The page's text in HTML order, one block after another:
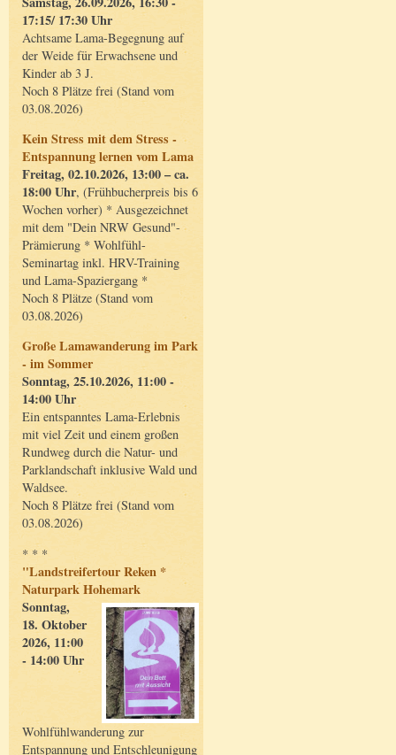
17:15/ 17:30 Uhr
Achtsame Lama-Begegnung auf
der Weide für Erwachsene und
Kinder ab 3 J.
Noch 8 Plätze frei (Stand vom
03.08.2026)
Kein Stress mit dem Stress -
Entspannung lernen vom Lama
Freitag, 02.10.2026, 13:00 – ca.
18:00 Uhr, (Frühbucherpreis bis 6
Wochen vorher) * Ausgezeichnet
mit dem "Dein NRW Gesund"-
Prämierung * Wohlfühl-
Seminartag inkl. HRV-Training
und Lama-Spaziergang *
Noch 8 Plätze (Stand vom
03.08.2026)
Große Lamawanderung im Park
- im Sommer
Sonntag, 25.10.2026, 11:00 -
14:00 Uhr
Ein entspanntes Lama-Erlebnis
mit viel Zeit und einem großen
Rundweg durch die Natur- und
Parklandschaft inklusive Wald und
Waldsee.
Noch 8 Plätze frei (Stand vom
03.08.2026)
* * *
"Landstreifertour Reken *
Naturpark Hohemark
Sonntag,
18. Oktober
2026, 11:00
- 14:00 Uhr
Wohlfühlwanderung zur
Entspannung und Entschleunigung